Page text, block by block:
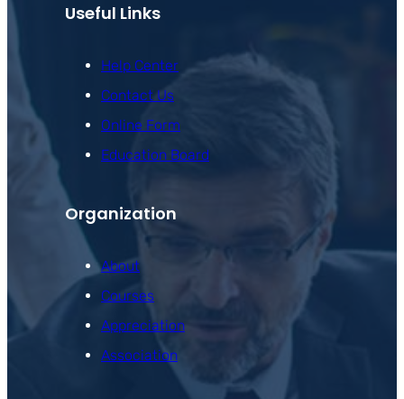
Useful Links
Help Center
Contact Us
Online Form
Education Board
Organization
About
Courses
Appreciation
Association